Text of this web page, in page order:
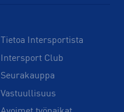
Tietoa Intersportista
Intersport Club
Seurakauppa
Vastuullisuus